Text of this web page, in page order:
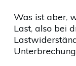
Was ist aber,
Last, also bei